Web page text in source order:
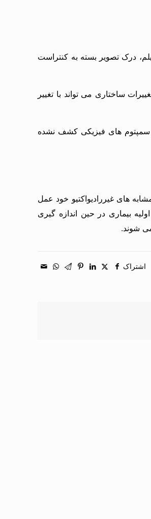
درک تصویر بسته به کنتراست
ساختاری می تواند با تغییر
سمپتوم های فیزیکی کشف نشده
های غیررادیواکتیو خود عمل
بیماری در حین اندازه گیری
شوند.
اشتراک